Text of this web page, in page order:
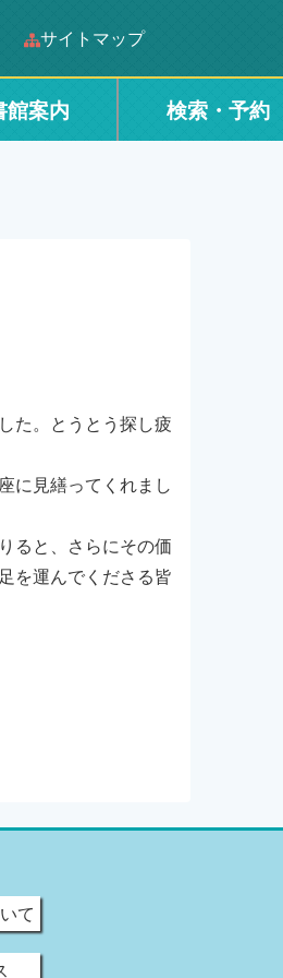
サイトマップ
館案内 検索・予約
た。とうとう探し疲
に見繕ってくれまし
ると、さらにその価
を運んでくださる皆
て